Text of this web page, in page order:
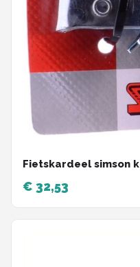
Fietskardeel simson
€ 32,53